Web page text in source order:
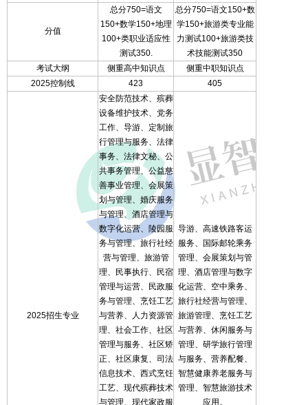
分值
总分750=语文
150+数学150+地理
100+类职业适应性
测试350.
总分750=语文150+数
学150+旅游类专业能
力测试100+旅游类技
术技能测试350
考试大纲
侧重高中知识点
侧重中职知识点
2025控制线
423 405
2025招生专业
安全防范技术、殡葬
设备维护技术、党务
工作、导游、定制旅
行管理与服务、法律
事务、法律文秘、公
共事务管理、公益慈
善事业管理、会展策
划与管理、婚庆服务
与管理、酒店管理与
数字化运营、陵园服
务与管理、旅行社经
营与管理、旅游管
理、民事执行、民宿
管理与运营、民政服
务与管理、烹饪工艺
与营养、人力资源管
理、社会工作、社区
管理与服务、社区矫
正、社区康复、司法
信息技术、西式烹饪
工艺、现代殡葬技术
与管理、现代家政服
导游、高速铁路客运
服务、国际邮轮乘务
管理、会展策划与管
理、酒店管理与数字
化运营、空中乘务、
旅行社经营与管理、
旅游管理、烹饪工艺
与营养、休闲服务与
管理、研学旅行管理
与服务、营养配餐、
智慧健康养老服务与
管理、智慧旅游技术
应用。